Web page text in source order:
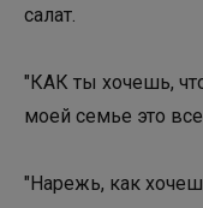
салат.
"КАК ты хочешь,
моей семье это
"Нарежь, как